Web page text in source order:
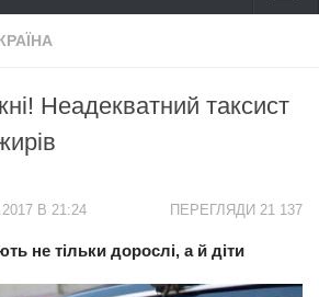
Неадекватний таксист
ПЕРЕГЛЯДИ 21 137
В 21:24
не тільки дорослі, а й діти